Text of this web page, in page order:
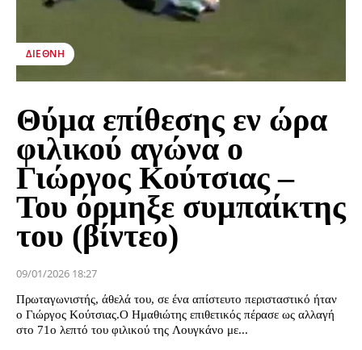
ΔΙΕΘΝΉ
Θύμα επίθεσης εν ώρα
φιλικού αγώνα ο
Γιώργος Κούτσιας –
Του όρμηξε συμπαίκτης
του (βίντεο)
09/01/2026 18:27
Πρωταγωνιστής, άθελά του, σε ένα απίστευτο περισταστικό ήταν
ο Γιώργος Κούτσιας.Ο Ημαθιώτης επιθετικός πέρασε ως αλλαγή
στο 71ο λεπτό του φιλικού της Λουγκάνο με...